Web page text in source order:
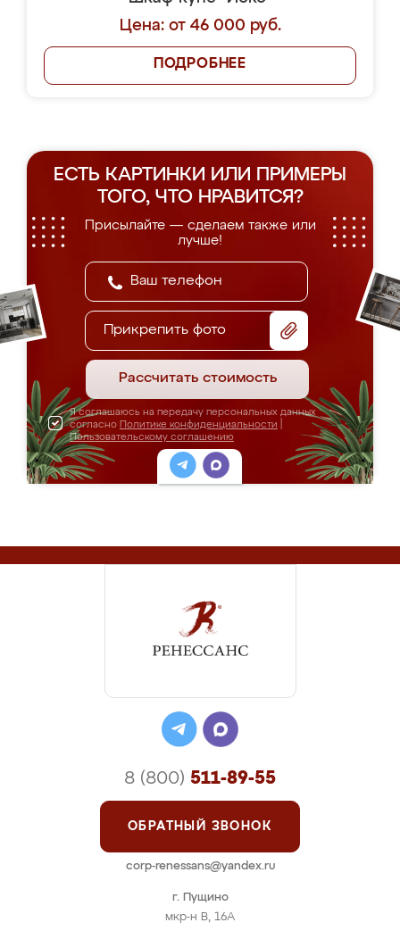
Цена: от 46 000 руб.
ПОДРОБНЕЕ
ЕСТЬ КАРТИНКИ ИЛИ ПРИМЕРЫ
ТОГО, ЧТО НРАВИТСЯ?
Присылайте — сделаем также или
лучше!
Прикрепить фото
Рассчитать стоимость
Я соглашаюсь на передачу персональных данных
согласно Политике конфиденциальности
Пользовательскому соглашению
г. Пущино
мкр-н В, 16А
8 (800) 511-89-55
ОБРАТНЫЙ ЗВОНОК
corp-renessans@yandex.ru